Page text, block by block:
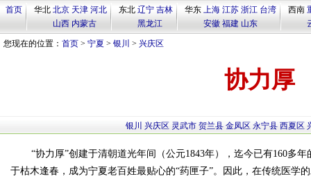
首页 华北 北京 天津 河北
山西 内蒙古
东北 辽宁 吉林
黑龙江
华东 上海 江苏 浙江 台湾
安徽 福建 山东
西南
您现在的位置： 首页 > 宁夏 > 银川 > 兴庆区
协力厚
银川 兴庆区 灵武市 贺兰县 金凤区 永宁县 西夏区
“协力厚”创建于清朝道光年间（公元1843年），迄今已有160多
于枯木逢春，成为宁夏老百姓最贴心的“药匣子”。因此，在传统医学